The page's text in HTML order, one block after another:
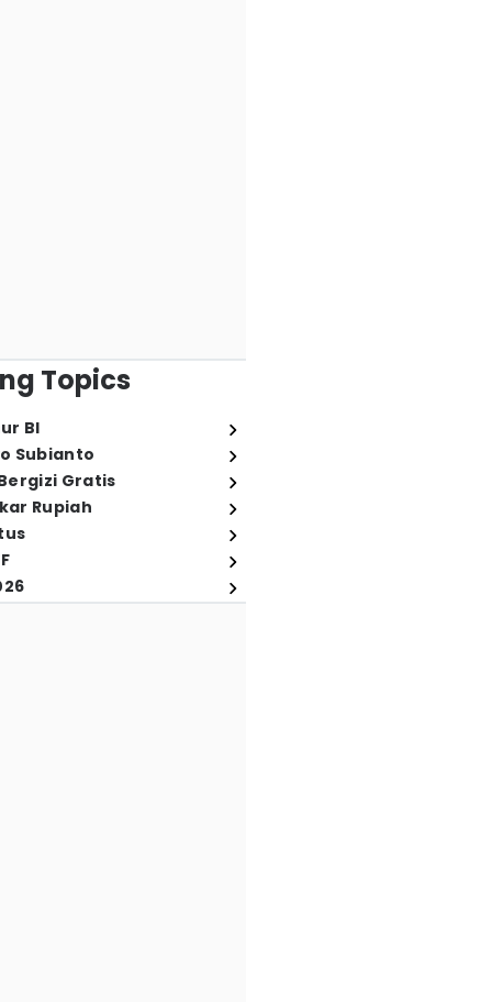
Topics
BI
Subianto
Gratis
Rupiah